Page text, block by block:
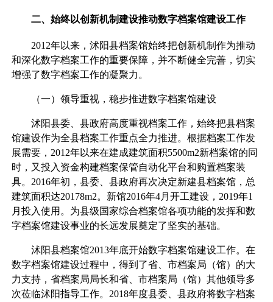
二、始终以创新机制建设推动数字档案馆建设工作
2012年以来，沭阳县档案馆始终把创新机制作为推动
和深化数字档案工作的重要保障，并不断健全完善，切实
增强了数字档案工作的凝聚力。
（一）领导重视，稳步推进数字档案馆建设
沭阳县委、县政府高度重视档案工作，始终把县档案
馆建设作为全县档案工作重点全力推进。根据档案工作发
展需要，2012年以来在建成建筑面积5500m2新档案馆的同
时，又投入资金构建档案保管自动化平台和购置档案装
具。2016年初，县委、县政府再次决定新建县档案馆，总
建筑面积达20178m2。新馆2016年4月开工建设，2019年1
月投入使用。为县级国家综合档案馆各项功能的发挥和数
字档案馆建设事业的长远发展奠定了坚实的基础。
沭阳县档案馆2013年底开始数字档案馆建设工作。在
数字档案馆建设过程中，得到了省、市档案局（馆）的大
力支持，省档案局局长和省、市档案局（馆）其他领导多
次莅临沭阳指导工作。2018年度县委、县政府将数字档案